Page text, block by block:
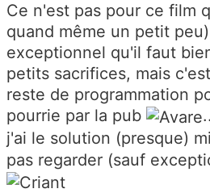
Ce n'est pas pour ce film
quand même un petit
exceptionnel qu'il faut
petits sacrifices, mais
reste de programmation
pourrie par la pub
j'ai le solution (presque)
pas regarder (sauf